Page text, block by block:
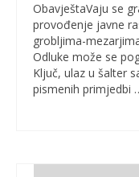
ObavještaVaju se
provođenje javne
grobljima-
Odluke može se
Ključ, ulaz u šalter
pismenih primjedbi